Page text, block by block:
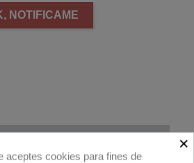
NOTIFICAME
×
aceptes cookies para fines de